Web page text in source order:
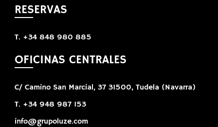
RESERVAS
T. +34 848 980 885
OFICINAS CENTRALES
C/ Camino San Marcial, 37 31500, Tudela (Navarra)
T. +34 948 987 153
info@grupoluze.com